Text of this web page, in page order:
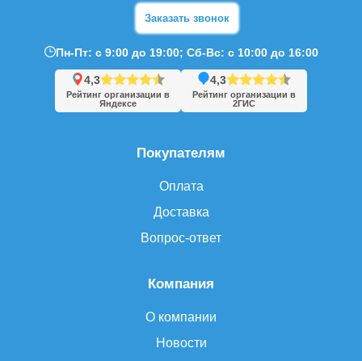
Компания
О компании
Новости
Покупателям
Оплата
Доставка
Вопрос-ответ
Заказать звонок
Пн-Пт: с 9:00 до 19:00; Сб-Вс: с 10:00 до 16:00
4,3
Рейтинг организации в
Яндексе
4,3
Рейтинг организации в
2ГИС